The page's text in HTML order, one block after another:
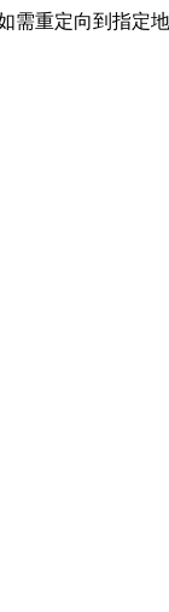
需重定向到指定